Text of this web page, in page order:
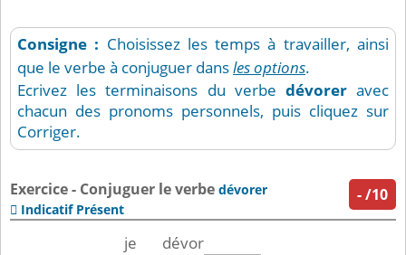
Consigne : Choisissez les temps à travailler, ainsi
que le verbe à conjuguer dansles options.
Ecrivez les terminaisons du verbe dévoreravec
chacun des pronoms personnels, puis cliquez sur
Corriger.
-/10
Exercice - Conjuguer le verbe dévorer
 Indicatif Présent
je
dévor